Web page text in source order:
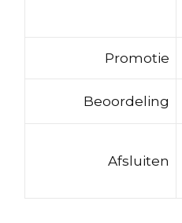
Promotie
Beoordeling
Afsluiten